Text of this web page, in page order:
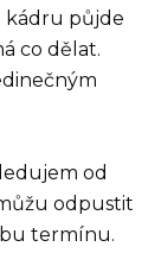
kádru půjde
co dělat.
od
odpustit
termínu.